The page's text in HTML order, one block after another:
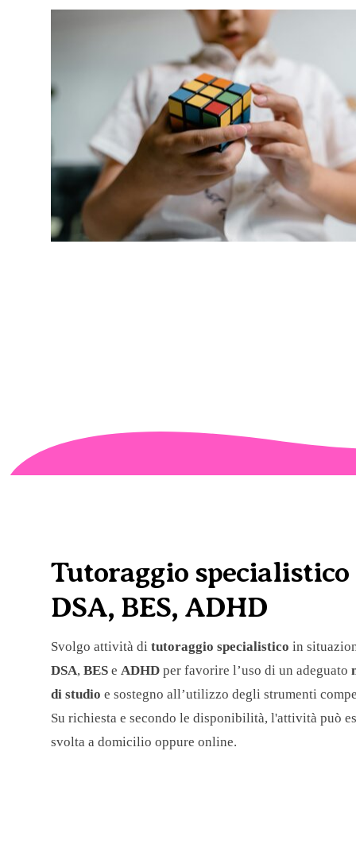
Tutoraggio specialistico
DSA, BES, ADHD
Svolgo attività di tutoraggio specialistico in
DSA, BES e ADHD per favorire l’uso di un adeguato
di studio e sostegno all’utilizzo degli strumenti
Su richiesta e secondo le disponibilità, l'attività può
svolta a domicilio oppure online.